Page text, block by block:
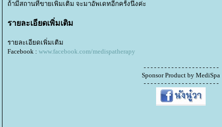
ถ้ามีสถานที่ขายเพิ่มเติม จะมาอัพเดทอีกครั้งนึงค่ะ
รายละเอียดเพิ่มเติม
รายละเอียดเพิ่มเติม
Facebook : www.facebook.com/medispatherapy
- - - - - - - - - - - - - - - - - - - - - -
Sponsor Product by MediSpa
- - - - - - - - - - - - - - - - - - - - - -